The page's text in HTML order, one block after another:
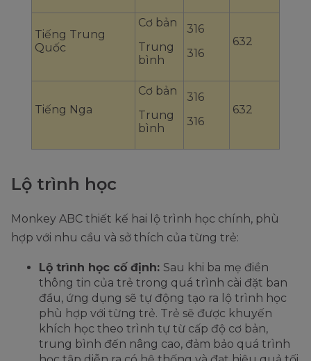
Tiếng Trung
Quốc
Cơ bản
Trung
bình
316
316
632
Tiếng Nga
Cơ bản
Trung
bình
316
316
632
Lộ trình học
Monkey ABC thiết kế hai lộ trình học chính, phù
hợp với nhu cầu và sở thích của từng trẻ:
Lộ trình học cố định: Sau khi ba mẹ điền
thông tin của trẻ trong quá trình cài đặt ban
đầu, ứng dụng sẽ tự động tạo ra lộ trình học
phù hợp với từng trẻ. Trẻ sẽ được khuyến
khích học theo trình tự từ cấp độ cơ bản,
trung bình đến nâng cao, đảm bảo quá trình